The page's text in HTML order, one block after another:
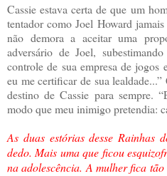
Cassie estava certa de que um
tentador como Joel Howard
não demora a aceitar uma
adversário de Joel,
controle de sua empresa de
eu me certificar de sua
destino de Cassie para sempre.
modo que meu inimigo pretendia:
As duas estórias desse Rainhas
dedo. Mais uma que ficou
na adolescência. A mulher fica